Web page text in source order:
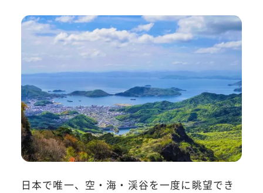
日本で唯一、空・海・渓谷を一度に眺望でき